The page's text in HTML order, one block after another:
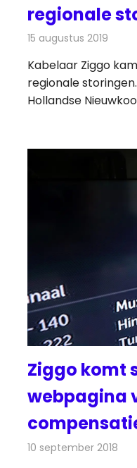
regionale
15 augustus 2019
Kabelaar Ziggo
regionale
Hollandse
Ziggo komt
webpagina
10 september 2018